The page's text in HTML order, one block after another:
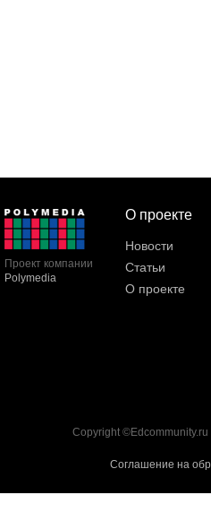
Проект компании
Polymedia
О проекте
Новости
Статьи
О проекте
Copyright
Соглашение на